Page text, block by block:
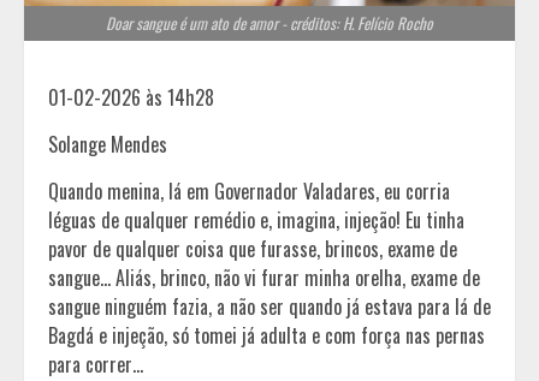
Doar sangue é um ato de amor - créditos: H. Felício Rocho
01-02-2026 às 14h28
Solange Mendes
Quando menina, lá em Governador Valadares, eu corria
léguas de qualquer remédio e, imagina, injeção! Eu tinha
pavor de qualquer coisa que furasse, brincos, exame de
sangue… Aliás, brinco, não vi furar minha orelha, exame de
sangue ninguém fazia, a não ser quando já estava para lá de
Bagdá e injeção, só tomei já adulta e com força nas pernas
para correr…